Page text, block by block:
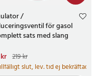
/
för gasol
sats med slang
pris
:219 kr
219 kr
slut, lev. tid ej bekräftad.